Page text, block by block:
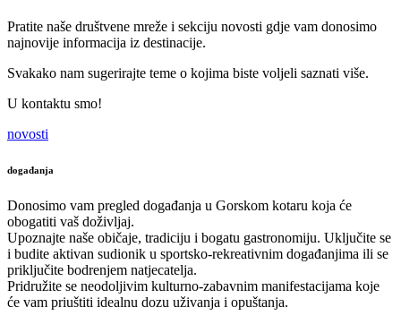
Pratite naše društvene mreže i sekciju novosti gdje vam donosimo
najnovije informacija iz destinacije.
Svakako nam sugerirajte teme o kojima biste voljeli saznati više.
U kontaktu smo!
novosti
događanja
Donosimo vam pregled događanja u Gorskom kotaru koja će
obogatiti vaš doživljaj.
Upoznajte naše običaje, tradiciju i bogatu gastronomiju. Uključite se
i budite aktivan sudionik u sportsko-rekreativnim događanjima ili se
priključite bodrenjem natjecatelja.
Pridružite se neodoljivim kulturno-zabavnim manifestacijama koje
će vam priuštiti idealnu dozu uživanja i opuštanja.